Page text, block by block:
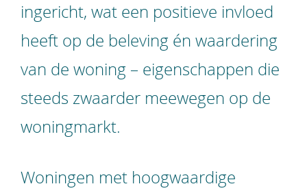
ingericht, wat een positieve invloed
heeft op de beleving én waardering
van de woning – eigenschappen die
steeds zwaarder meewegen op de
woningmarkt.
Woningen met hoogwaardige